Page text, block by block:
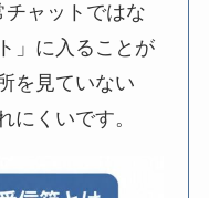
ャットではな
」に入ることが
を見ていない
にくいです。